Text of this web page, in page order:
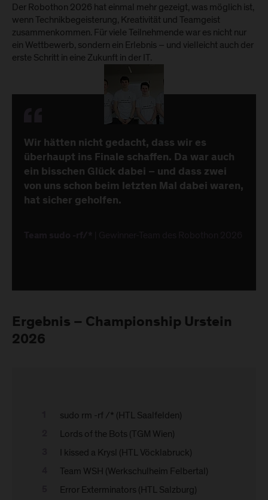
Der Robothon 2026 hat einmal mehr gezeigt, was möglich ist,
wenn Technikbegeisterung, Kreativität und Teamgeist
zusammenkommen. Für viele Teilnehmende war es nicht nur
ein Wettbewerb, sondern ein Erlebnis – und vielleicht auch der
erste Schritt in eine Zukunft in der IT.
Wir hätten nicht gedacht, dass wir es
überhaupt ins Finale schaffen. Da war auch
ein bisschen Glück dabei – und dass zwei
von uns schon beim letzten Mal dabei waren,
hat sicher geholfen.
Ergebnis – Championship Urstein
2026
sudo rm -rf /* (HTL Saalfelden)
Lords of the Bots (TGM Wien)
I kissed a Krysl (HTL Vöcklabruck)
Team WSH (Werkschulheim Felbertal)
Error Exterminators (HTL Salzburg)